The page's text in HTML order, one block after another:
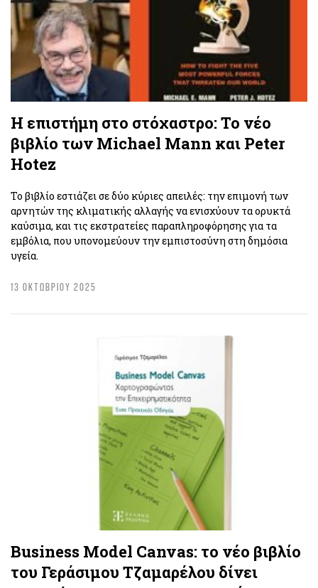
Η επιστήμη στο στόχαστρο: Το νέο
βιβλίο των Michael Mann και Peter
Hotez
Το βιβλίο εστιάζει σε δύο κύριες απειλές: την επιμονή των
αρνητών της κλιματικής αλλαγής να ενισχύουν τα ορυκτά
καύσιμα, και τις εκστρατείες παραπληροφόρησης για τα
εμβόλια, που υπονομεύουν την εμπιστοσύνη στη δημόσια
υγεία.
13 ΟΚΤΩΒΡΙΟΥ 2025
Business Model Canvas: το νέο βιβλίο
του Γεράσιμου Τζαμαρέλου δίνει